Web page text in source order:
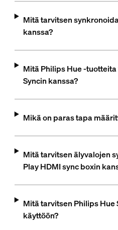
Mitä tarvitsen
kanssa?
Mitä Philips Hue -
Syncin kanssa?
Mikä on paras tapa
Mitä tarvitsen älyvalojen
Play HDMI sync boxin
Mitä tarvitsen Philips Hue
käyttöön?